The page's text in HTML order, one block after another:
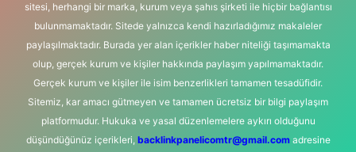
sitesi, herhangi bir marka, kurum veya şahıs şirketi ile hiçbir bağlantısı
bulunmamaktadır. Sitede yalnızca kendi hazırladığımız makaleler
paylaşılmaktadır. Burada yer alan içerikler haber niteliği taşımamakta
olup, gerçek kurum ve kişiler hakkında paylaşım yapılmamaktadır.
Gerçek kurum ve kişiler ile isim benzerlikleri tamamen tesadüfidir.
Sitemiz, kar amacı gütmeyen ve tamamen ücretsiz bir bilgi paylaşım
platformudur. Hukuka ve yasal düzenlemelere aykırı olduğunu
düşündüğünüz içerikleri, backlinkpanelicomtr@gmail.comadresine